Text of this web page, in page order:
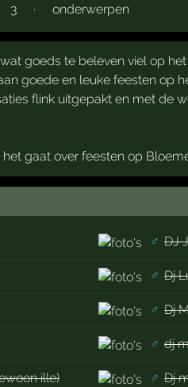
3
· onderwerpen
goeds te beleven viel op
goede en leuke feesten op
flink uitgepakt en met de
gaat over feesten op
ille)
♂ DJ
♂ Dj
♂ Dj
♂ dj
♂ Dj